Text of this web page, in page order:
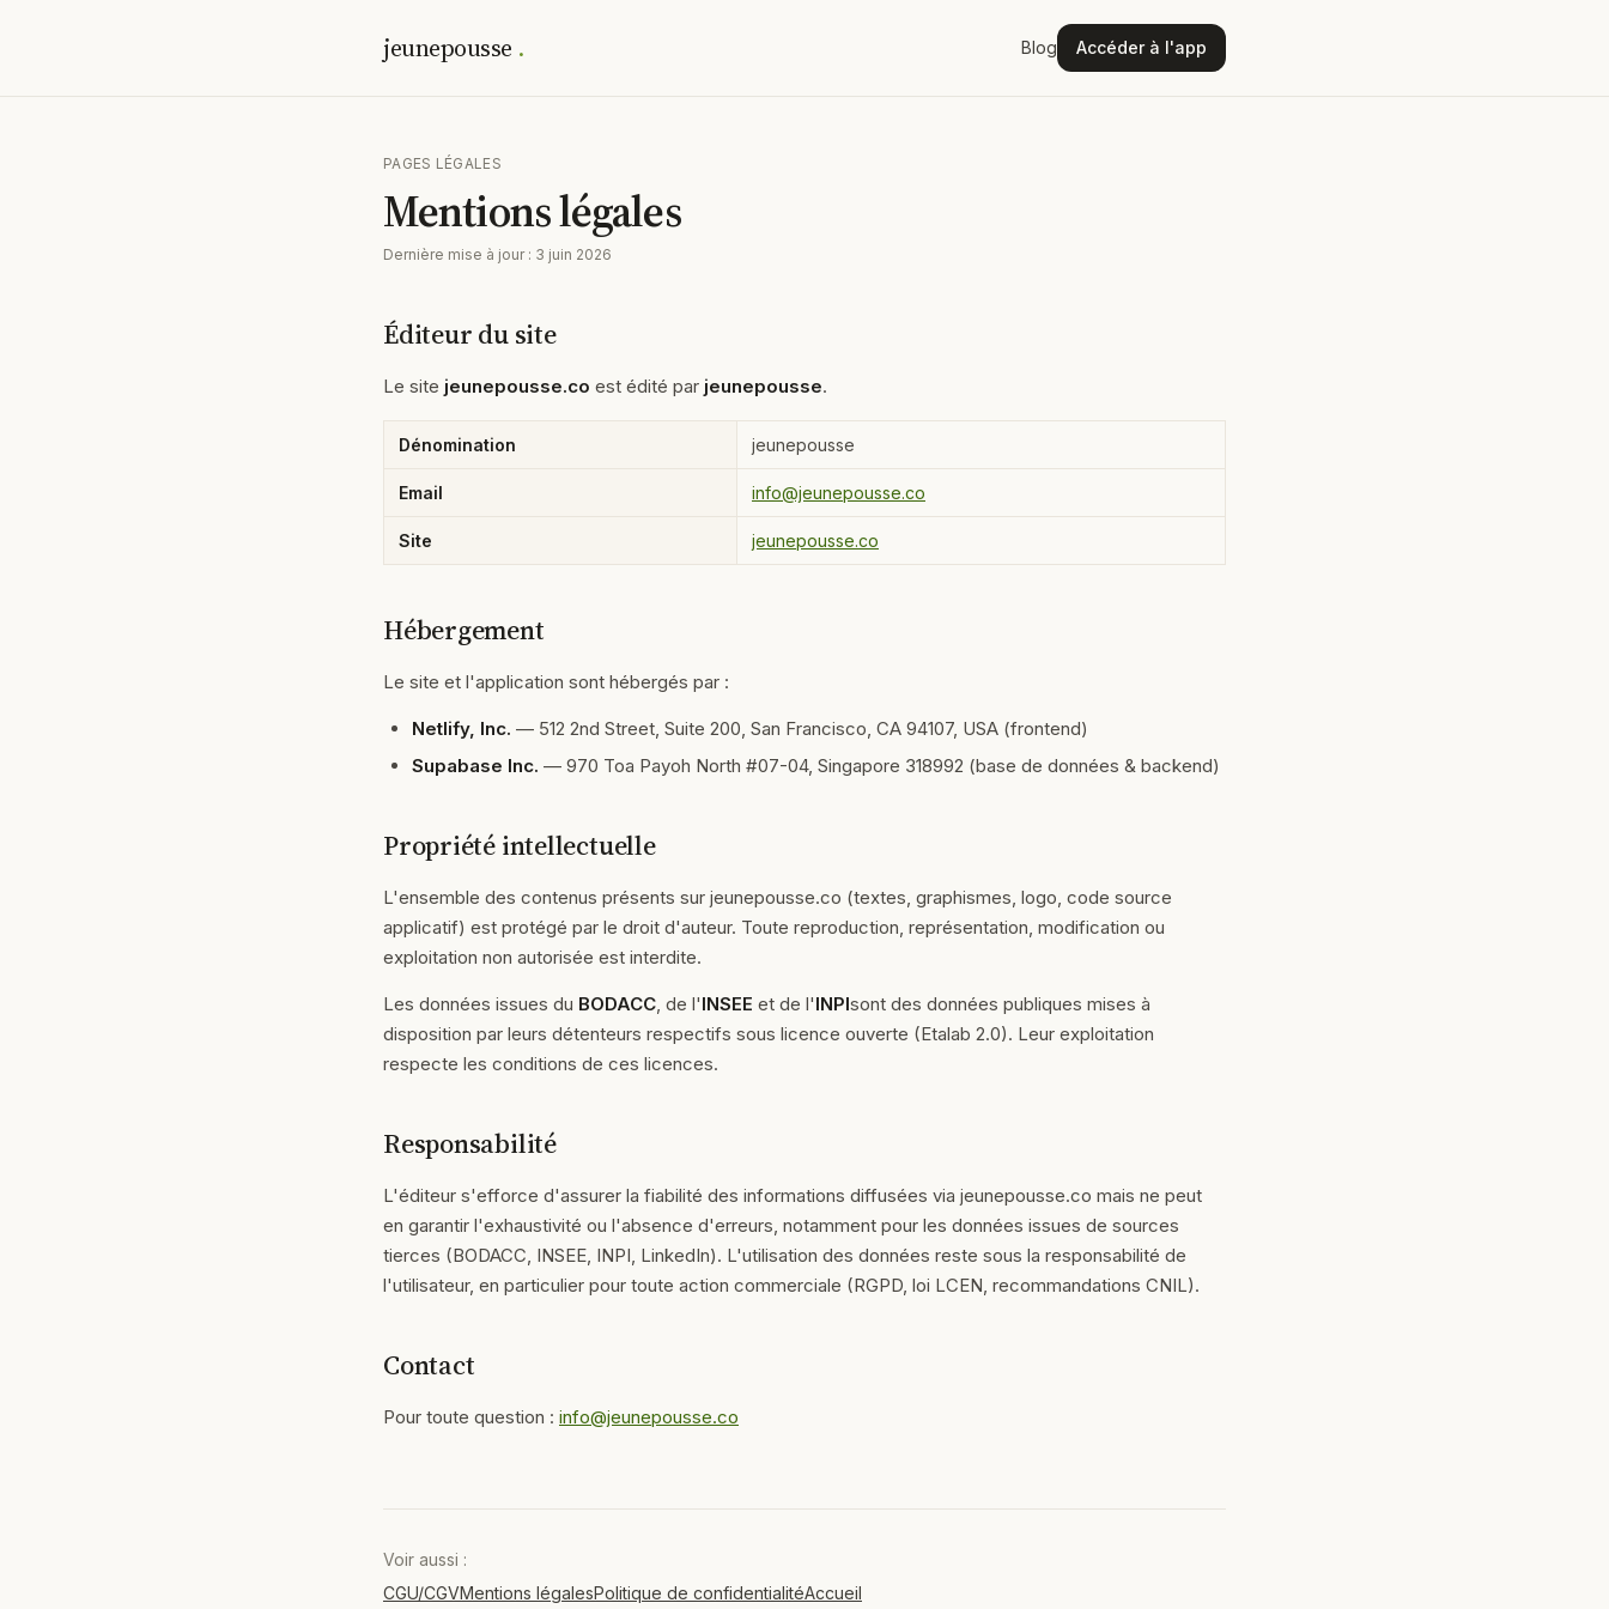
jeunepousse . Blog Accéder à l'app
PAGES LÉGALES
Mentions légales
Dernière mise à jour : 3 juin 2026
Éditeur du site
Le site jeunepousse.co est édité par jeunepousse.
Dénomination jeunepousse
Email info@jeunepousse.co
Site jeunepousse.co
Hébergement
Le site et l'application sont hébergés par :
Netlify, Inc. — 512 2nd Street, Suite 200, San Francisco, CA 94107, USA (frontend)
Supabase Inc. — 970 Toa Payoh North #07-04, Singapore 318992 (base de données & backend)
Propriété intellectuelle
L'ensemble des contenus présents sur jeunepousse.co (textes, graphismes, logo, code source
applicatif) est protégé par le droit d'auteur. Toute reproduction, représentation, modification ou
exploitation non autorisée est interdite.
Les données issues du BODACC, de l'INSEE et de l'INPIsont des données publiques mises à
disposition par leurs détenteurs respectifs sous licence ouverte (Etalab 2.0). Leur exploitation
respecte les conditions de ces licences.
Responsabilité
L'éditeur s'efforce d'assurer la fiabilité des informations diffusées via jeunepousse.co mais ne peut
en garantir l'exhaustivité ou l'absence d'erreurs, notamment pour les données issues de sources
tierces (BODACC, INSEE, INPI, LinkedIn). L'utilisation des données reste sous la responsabilité de
l'utilisateur, en particulier pour toute action commerciale (RGPD, loi LCEN, recommandations CNIL).
Contact
Pour toute question : info@jeunepousse.co
Voir aussi :
CGU/CGVMentions légalesPolitique de confidentialitéAccueil